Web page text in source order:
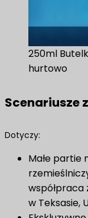
250ml
hurtowo
Scenariusze
Dotyczy:
Małe partie
współpraca
w Teksasie,